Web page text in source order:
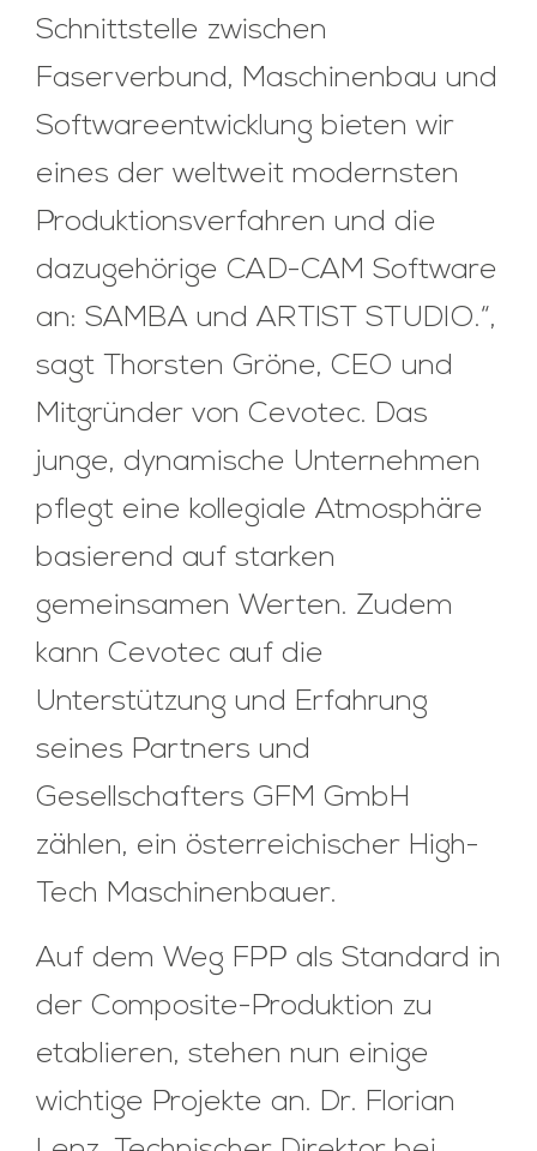
Schnittstelle zwischen
Faserverbund, Maschinenbau und
Softwareentwicklung bieten wir
eines der weltweit modernsten
Produktionsverfahren und die
dazugehörige CAD-CAM Software
an: SAMBA und ARTIST STUDIO.“,
sagt Thorsten Gröne, CEO und
Mitgründer von Cevotec. Das
junge, dynamische Unternehmen
pflegt eine kollegiale Atmosphäre
basierend auf starken
gemeinsamen Werten. Zudem
kann Cevotec auf die
Unterstützung und Erfahrung
seines Partners und
Gesellschafters GFM GmbH
zählen, ein österreichischer High-
Tech Maschinenbauer.
Auf dem Weg FPP als Standard in
der Composite-Produktion zu
etablieren, stehen nun einige
wichtige Projekte an. Dr. Florian